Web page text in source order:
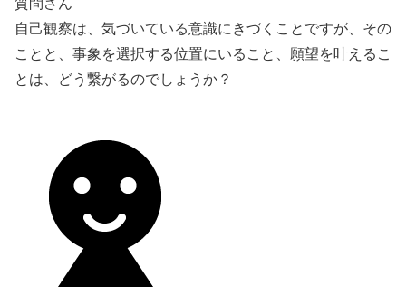
自己観察は、気づいている意識にきづくことですが、その
ことと、事象を選択する位置にいること、願望を叶えるこ
とは、どう繋がるのでしょうか？